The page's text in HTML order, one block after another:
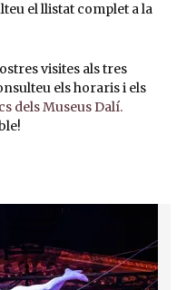
el llistat complet a la
visites als tres
els horaris i els
dels Museus Dalí.